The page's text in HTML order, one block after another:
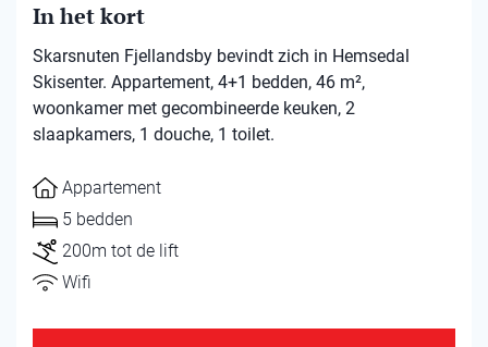
In het kort
Skarsnuten Fjellandsby bevindt zich in Hemsedal
Skisenter. Appartement, 4+1 bedden, 46 m²,
woonkamer met gecombineerde keuken, 2
slaapkamers, 1 douche, 1 toilet.
Appartement
5 bedden
200m tot de lift
Wifi